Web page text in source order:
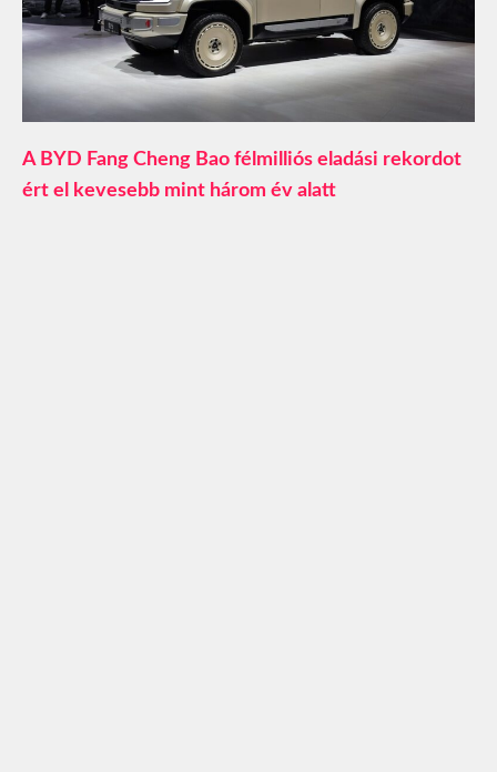
A BYD Fang Cheng Bao félmilliós eladási rekordot
ért el kevesebb mint három év alatt